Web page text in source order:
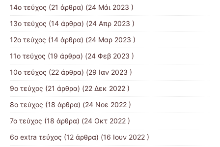
14ο τεύχος (21 άρθρα) (24 Μάι 2023 )
13ο τεύχος (14 άρθρα) (24 Απρ 2023 )
12ο τεύχος (14 άρθρα) (24 Μαρ 2023 )
11ο τεύχος (19 άρθρα) (24 Φεβ 2023 )
10o τεύχος (22 άρθρα) (29 Ιαν 2023 )
9ο τεύχος (21 άρθρα) (22 Δεκ 2022 )
8ο τεύχος (18 άρθρα) (24 Νοε 2022 )
7ο τεύχος (18 άρθρα) (24 Οκτ 2022 )
6ο extra τεύχος (12 άρθρα) (16 Ιουν 2022 )